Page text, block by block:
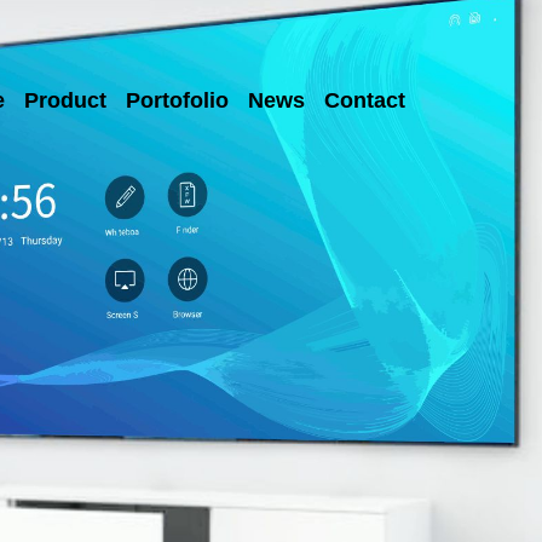
Product Portofolio News Contact